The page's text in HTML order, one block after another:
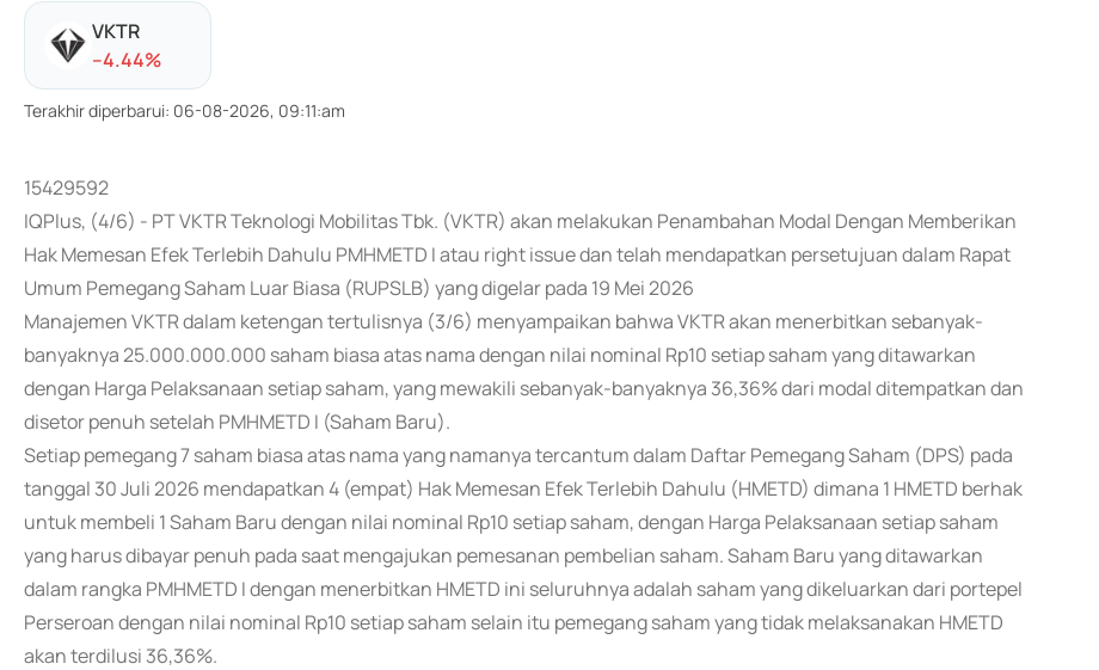
VKTR
--4.44%
Terakhir diperbarui: 06-08-2026, 09:11:am
15429592
IQPlus, (4/6) - PT VKTR Teknologi Mobilitas Tbk. (VKTR) akan melakukan Penambahan Modal Dengan Memberikan
Hak Memesan Efek Terlebih Dahulu PMHMETD I atau right issue dan telah mendapatkan persetujuan dalam Rapat
Umum Pemegang Saham Luar Biasa (RUPSLB) yang digelar pada 19 Mei 2026
Manajemen VKTR dalam ketengan tertulisnya (3/6) menyampaikan bahwa VKTR akan menerbitkan sebanyak-
banyaknya 25.000.000.000 saham biasa atas nama dengan nilai nominal Rp10 setiap saham yang ditawarkan
dengan Harga Pelaksanaan setiap saham, yang mewakili sebanyak-banyaknya 36,36% dari modal ditempatkan dan
disetor penuh setelah PMHMETD I (Saham Baru).
Setiap pemegang 7 saham biasa atas nama yang namanya tercantum dalam Daftar Pemegang Saham (DPS) pada
tanggal 30 Juli 2026 mendapatkan 4 (empat) Hak Memesan Efek Terlebih Dahulu (HMETD) dimana 1 HMETD berhak
untuk membeli 1 Saham Baru dengan nilai nominal Rp10 setiap saham, dengan Harga Pelaksanaan setiap saham
yang harus dibayar penuh pada saat mengajukan pemesanan pembelian saham. Saham Baru yang ditawarkan
dalam rangka PMHMETD I dengan menerbitkan HMETD ini seluruhnya adalah saham yang dikeluarkan dari portepel
Perseroan dengan nilai nominal Rp10 setiap saham selain itu pemegang saham yang tidak melaksanakan HMETD
akan terdilusi 36,36%.